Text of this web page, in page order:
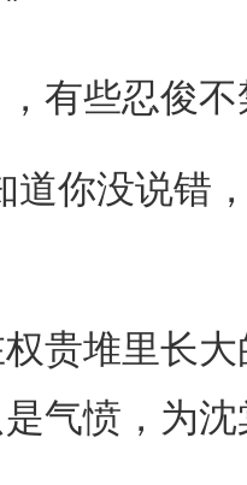
些忍俊不
你没说错，
堆里长大
气愤，为